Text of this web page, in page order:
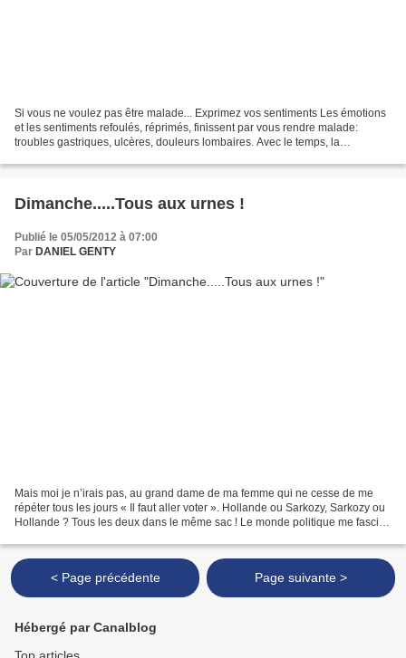
Si vous ne voulez pas être malade... Exprimez vos sentiments Les émotions
et les sentiments refoulés, réprimés, finissent par vous rendre malade:
troubles gastriques, ulcères, douleurs lombaires. Avec le temps, la
Dimanche.....Tous aux urnes !
Publié le 05/05/2012 à 07:00
Par DANIEL GENTY
Mais moi je n’irais pas, au grand dame de ma femme qui ne cesse de me
répéter tous les jours « Il faut aller voter ». Hollande ou Sarkozy, Sarkozy ou
Hollande ? Tous les deux dans le même sac ! Le monde politique me fascine
< Page précédente Page suivante >
Hébergé par Canalblog